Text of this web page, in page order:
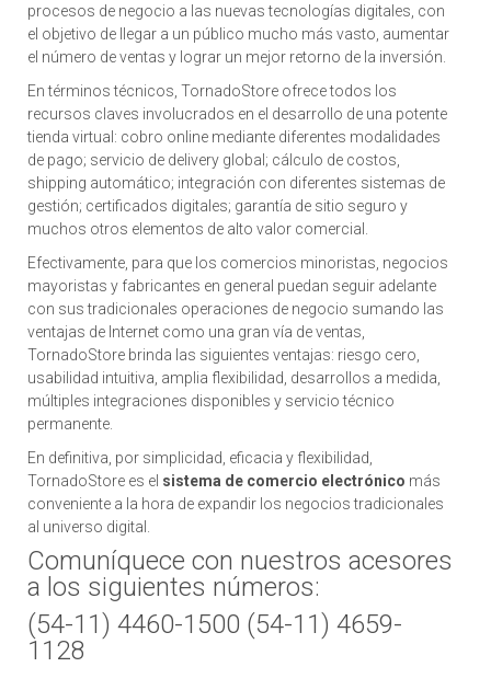
procesos de negocio a las nuevas tecnologías digitales, con
el objetivo de llegar a un público mucho más vasto, aumentar
el número de ventas y lograr un mejor retorno de la inversión.
En términos técnicos, TornadoStore ofrece todos los
recursos claves involucrados en el desarrollo de una potente
tienda virtual: cobro online mediante diferentes modalidades
de pago; servicio de delivery global; cálculo de costos,
shipping automático; integración con diferentes sistemas de
gestión; certificados digitales; garantía de sitio seguro y
muchos otros elementos de alto valor comercial.
Efectivamente, para que los comercios minoristas, negocios
mayoristas y fabricantes en general puedan seguir adelante
con sus tradicionales operaciones de negocio sumando las
ventajas de Internet como una gran vía de ventas,
TornadoStore brinda las siguientes ventajas: riesgo cero,
usabilidad intuitiva, amplia flexibilidad, desarrollos a medida,
múltiples integraciones disponibles y servicio técnico
permanente.
En definitiva, por simplicidad, eficacia y flexibilidad,
TornadoStore es el sistema de comercio electrónico más
conveniente a la hora de expandir los negocios tradicionales
al universo digital.
Comuníquece con nuestros acesores
a los siguientes números:
(54-11) 4460-1500 (54-11) 4659-
1128